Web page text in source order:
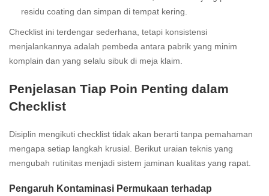
residu coating dan simpan di tempat kering.
Checklist ini terdengar sederhana, tetapi konsistensi
menjalankannya adalah pembeda antara pabrik yang minim
komplain dan yang selalu sibuk di meja klaim.
Penjelasan Tiap Poin Penting dalam
Checklist
Disiplin mengikuti checklist tidak akan berarti tanpa pemahaman
mengapa setiap langkah krusial. Berikut uraian teknis yang
mengubah rutinitas menjadi sistem jaminan kualitas yang rapat.
Pengaruh Kontaminasi Permukaan terhadap